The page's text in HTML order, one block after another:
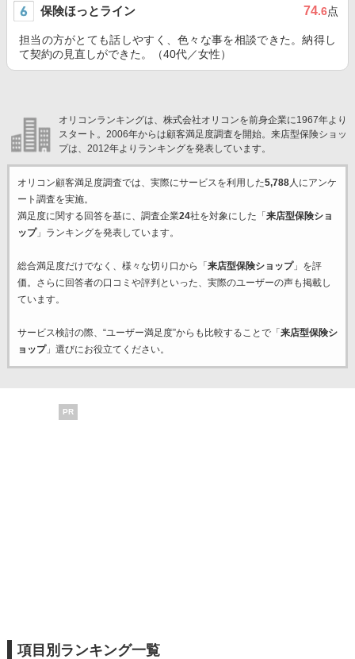
保険ほっとライン 74.6点
担当の方がとても話しやすく、色々な事を相談できた。納得し
て契約の見直しができた。（40代／女性）
オリコンランキングは、株式会社オリコンを前身企業に1967年より
スタート。2006年からは顧客満足度調査を開始。来店型保険ショッ
プは、2012年よりランキングを発表しています。
オリコン顧客満足度調査では、実際にサービスを利用した5,788人にアンケ
ート調査を実施。
満足度に関する回答を基に、調査企業24社を対象にした「 来店型保険ショ
ップ」ランキングを発表しています。
総合満足度だけでなく、様々な切り口から「 来店型保険ショップ」を評
価。さらに回答者の口コミや評判といった、実際のユーザーの声も掲載し
ています。
サービス検討の際、“ユーザー満足度”からも比較することで「 来店型保険シ
ョップ」選びにお役立てください。
PR
項目別ランキング一覧